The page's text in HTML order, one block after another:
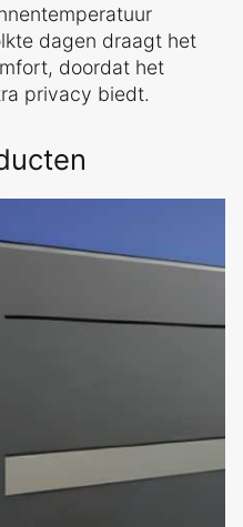
dagen draagt het
doordat het
privacy biedt.